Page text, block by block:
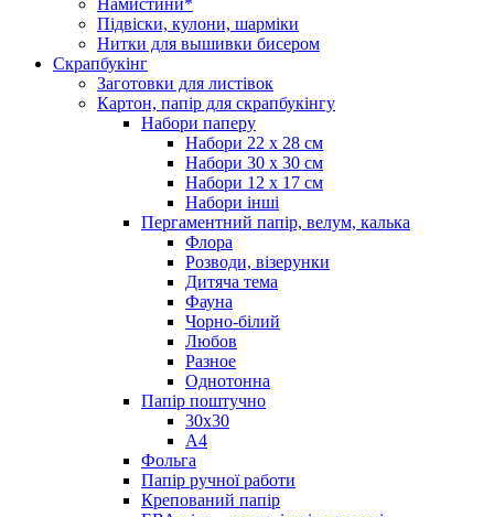
Підвіски, кулони, шарміки
Нитки для вышивки бисером
Скрапбукінг
Заготовки для листівок
Картон, папір для скрапбукінгу
Набори паперу
Набори 22 х 28 см
Набори 30 х 30 см
Набори 12 х 17 см
Набори інші
Пергаментний папір, велум, калька
Флора
Розводи, візерунки
Дитяча тема
Фауна
Чорно-білий
Любов
Разное
Однотонна
Папір поштучно
30х30
А4
Фольга
Папір ручної работи
Крепований папір